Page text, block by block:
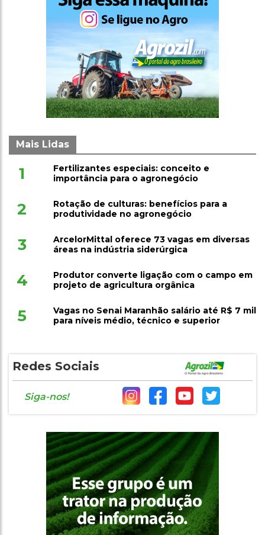
Mais Lidas
1
Fertilizantes especiais: conceito e
importância para o agronegócio
2
Rotação de culturas: benefícios para a
produtividade no agronegócio
3
ArcelorMittal oferece 73 vagas em diversas
áreas na indústria siderúrgica
4
Produtor converte ligação com o campo em
projeto de agricultura orgânica
5
Vagas no Senai Maranhão salário até R$ 7 mil
para níveis médio, técnico e superior
Redes Sociais
Siga-nos!